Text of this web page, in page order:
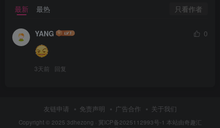
最新 最热 只看作者
YANG 0
3天前 回复
友链申请 免责声明 广告合作 关于我们
Copyright © 2025 3dhezong · 冀ICP备2025112993号-1 本站由奇趣汇